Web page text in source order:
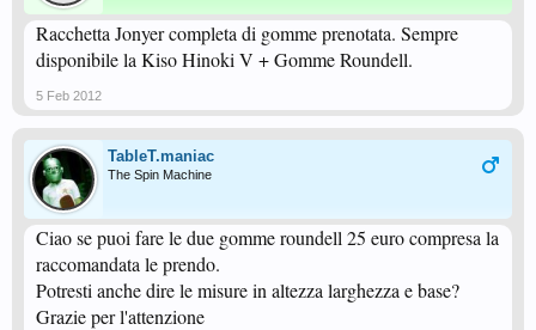
Racchetta Jonyer completa di gomme prenotata. Sempre
disponibile la Kiso Hinoki V + Gomme Roundell.
5 Feb 2012
TableT.maniac
The Spin Machine
Ciao se puoi fare le due gomme roundell 25 euro compresa la
raccomandata le prendo.
Potresti anche dire le misure in altezza larghezza e base?
Grazie per l'attenzione